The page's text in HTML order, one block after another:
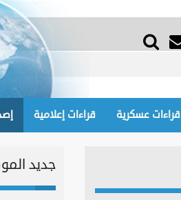
قراءات عسكرية قراءات إعلامية
جديد